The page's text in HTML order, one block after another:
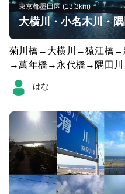
東京都墨田区 (13.3km)
菊川橋→大横川→猿江橋→
→萬年橋→永代橋→隅田
北千住駅 隅田川右岸の迂回①永代橋から清洲
橋まで工事のため②両国橋
て開通しています。
はな